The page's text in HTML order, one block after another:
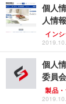
個人
人情
イン
個人
委員会
製品